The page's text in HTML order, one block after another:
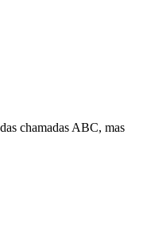
chamadas ABC, mas